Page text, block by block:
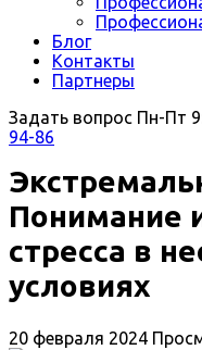
Блог
Контакты
Партнеры
Задать вопрос Пн-Пт
94-86
Понимание
стресса в
условиях
20 февраля 2024